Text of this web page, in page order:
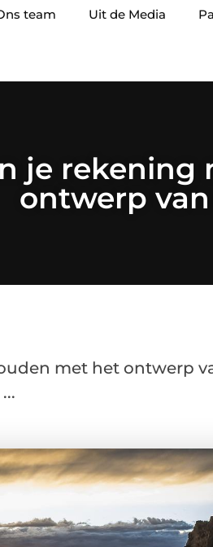
team Uit de Media
je
ontwerp
met het ontwerp